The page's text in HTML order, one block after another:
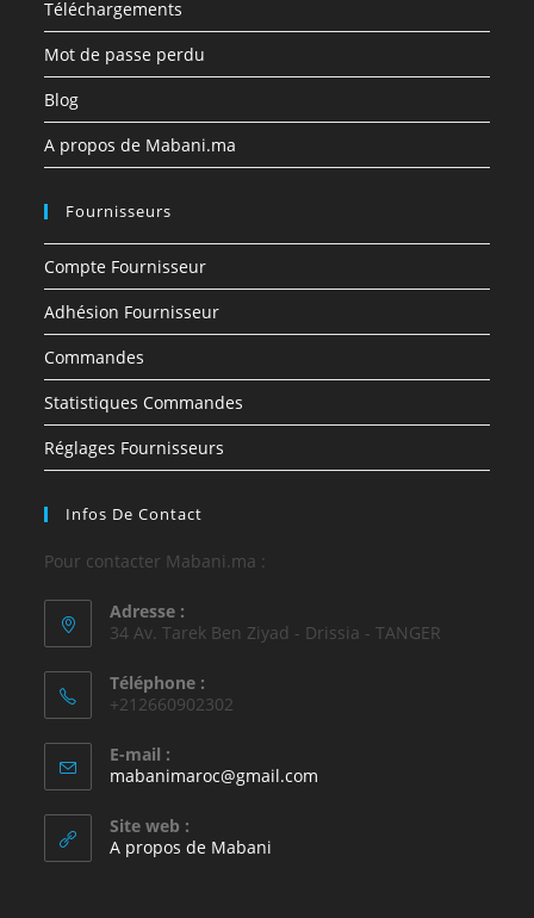
Téléchargements
Mot de passe perdu
Blog
A propos de Mabani.ma
Fournisseurs
Compte Fournisseur
Adhésion Fournisseur
Commandes
Statistiques Commandes
Réglages Fournisseurs
Infos De Contact
Pour contacter Mabani.ma :
Adresse :
34 Av. Tarek Ben Ziyad - Drissia - TANGER
Téléphone :
+212660902302
E-mail :
mabanimaroc@gmail.com
Site web :
A propos de Mabani